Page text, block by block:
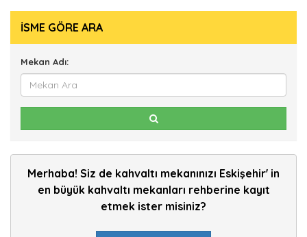
İSME GÖRE ARA
Mekan Adı:
Merhaba! Siz de kahvaltı mekanınızı Eskişehir' in
en büyük kahvaltı mekanları rehberine kayıt
etmek ister misiniz?